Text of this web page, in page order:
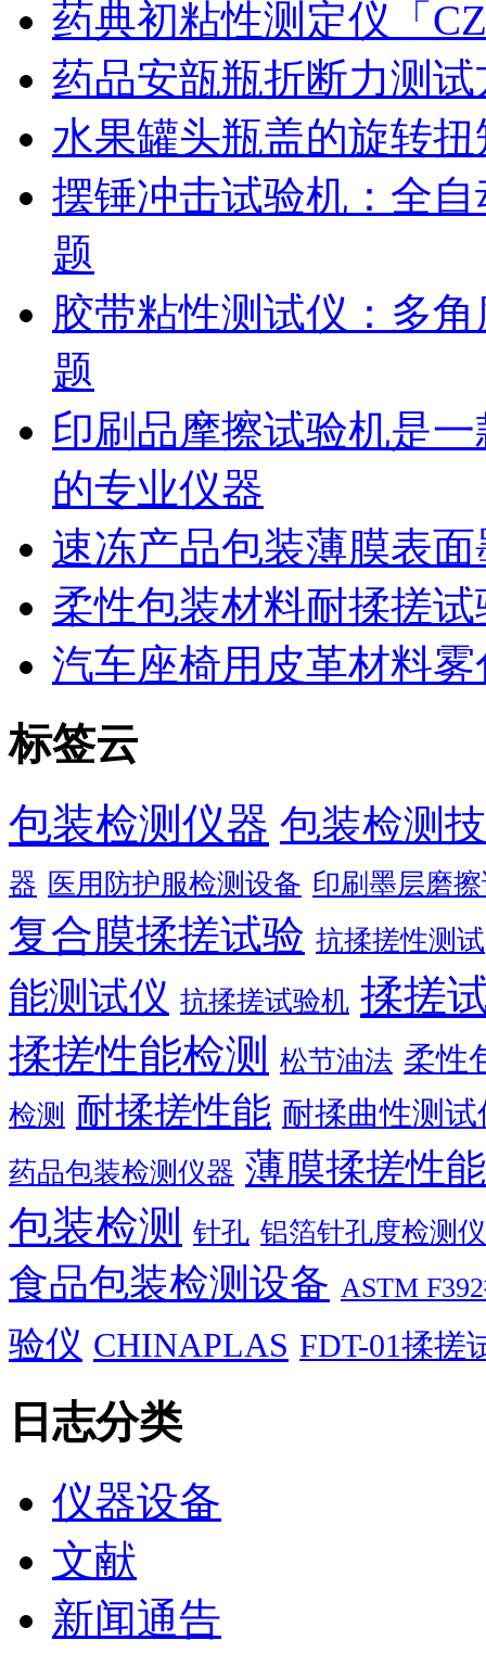
药典初粘性测定仪「
药品安瓿瓶折断力测
水果罐头瓶盖的旋转
摆锤冲击试验机：全
题
胶带粘性测试仪：多
题
印刷品摩擦试验机是
的专业仪器
速冻产品包装薄膜表
柔性包装材料耐揉搓
汽车座椅用皮革材料
标签云
包装检测仪器 包装检测
器 医用防护服检测设备 印刷墨层磨
复合膜揉搓试验 抗揉搓性测试
能测试仪 抗揉搓试验机 揉搓
揉搓性能检测
松节油法 柔性
检测 耐揉搓性能 耐揉曲性测试
药品包装检测仪器 薄膜揉搓性
包装检测 针孔 铝箔针孔度检测
食品包装检测设备 ASTM
验仪 CHINAPLAS FDT-01揉搓
日志分类
仪器设备
文献
新闻通告